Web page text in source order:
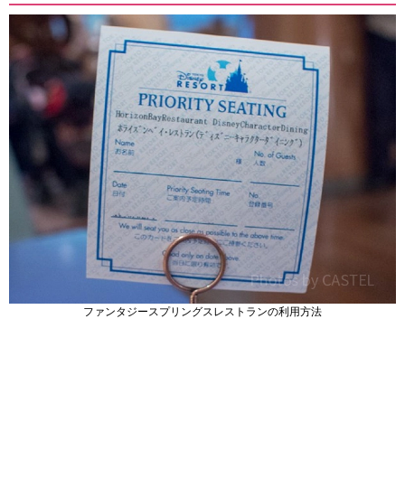
ファンタジースプリングスレストランの利用方法